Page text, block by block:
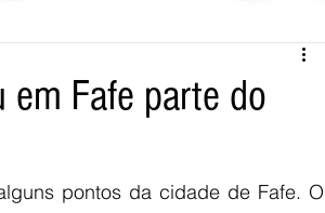
em Fafe parte do
pontos da cidade de Fafe. O